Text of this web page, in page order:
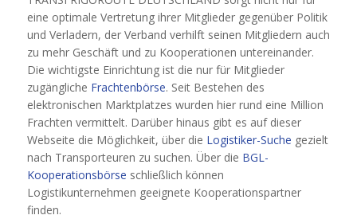
eine optimale Vertretung ihrer Mitglieder gegenüber Politik
und Verladern, der Verband verhilft seinen Mitgliedern auch
zu mehr Geschäft und zu Kooperationen untereinander.
Die wichtigste Einrichtung ist die nur für Mitglieder
zugängliche Frachtenbörse. Seit Bestehen des
elektronischen Marktplatzes wurden hier rund eine Million
Frachten vermittelt. Darüber hinaus gibt es auf dieser
Webseite die Möglichkeit, über die Logistiker-Suche gezielt
nach Transporteuren zu suchen. Über die BGL-
Kooperationsbörse schließlich können
Logistikunternehmen geeignete Kooperationspartner
finden.